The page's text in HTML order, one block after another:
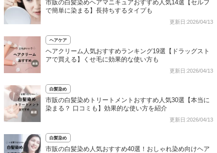
市販の白髪染めヘアマニキュアおすすめ人気14選【セルフ
で簡単に染まる】長持ちするタイプも
更新日:2026/04/13
ヘアケア
ヘアクリーム人気おすすめランキング19選【ドラッグスト
アで買える】くせ毛に効果的な使い方も
更新日:2026/04/13
白髪染め
市販の白髪染めトリートメントおすすめ人気30選【本当に
染まる？ 口コミも】効果的な使い方を紹介
更新日:2026/04/13
白髪染め
市販の白髪染め人気おすすめ40選！おしゃれ染め向けヘア